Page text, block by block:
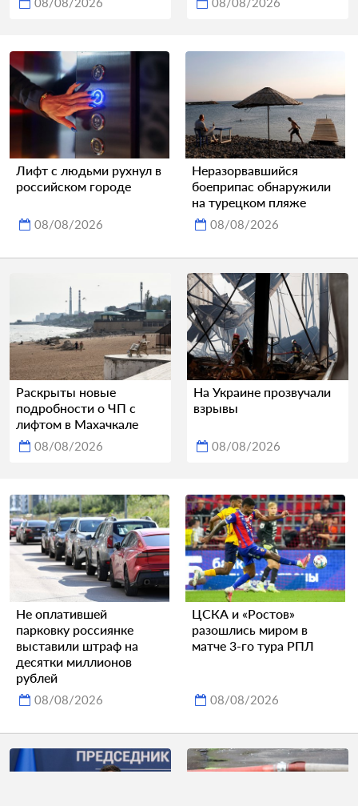
08/08/2026 08/08/2026
Лифт с людьми рухнул в
российском городе
08/08/2026
Неразорвавшийся
боеприпас обнаружили
на турецком пляже
08/08/2026
Раскрыты новые
подробности о ЧП с
лифтом в Махачкале
08/08/2026
На Украине прозвучали
взрывы
08/08/2026
Не оплатившей
парковку россиянке
выставили штраф на
десятки миллионов
рублей
08/08/2026
ЦСКА и «Ростов»
разошлись миром в
матче 3-го тура РПЛ
08/08/2026